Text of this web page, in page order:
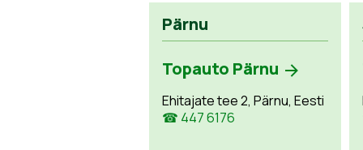
Pärnu
Topauto Pärnu
Ehitajate tee 2, Pärnu, Eesti
☎ 447 6176